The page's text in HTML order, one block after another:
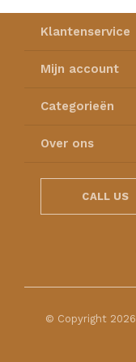
Klantenservice
Mijn account
Categorieën
Over ons
CALL US
© Copyright 2026